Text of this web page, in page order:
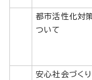
都市活性化対
ついて
安心社会づく